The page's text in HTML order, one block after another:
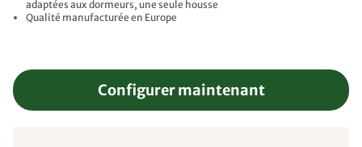
adaptées aux dormeurs, une seule housse
Qualité manufacturée en Europe
Configurer maintenant